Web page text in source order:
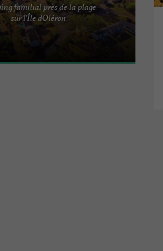
familial près de la plage
sur l'Île dOléron
de l' Île d'Oléron, à 600 mètres
direct par la dune et à